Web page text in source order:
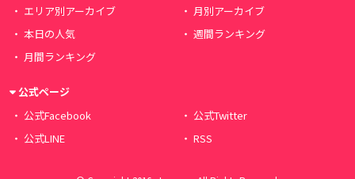
エリア別アーカイブ
月別アーカイブ
本日の人気
週間ランキング
月間ランキング
公式ページ
公式Facebook
公式Twitter
公式LINE
RSS